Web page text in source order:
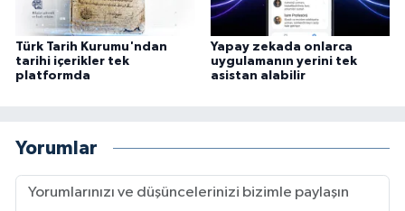
Türk Tarih Kurumu'ndan
tarihi içerikler tek
platformda
Yapay zekada onlarca
uygulamanın yerini tek
asistan alabilir
Yorumlar